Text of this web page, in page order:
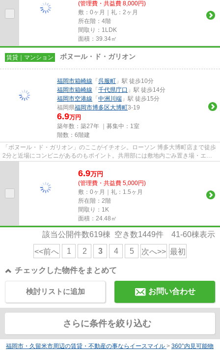
(管理費・共益費 8,000円)
敷：0ヶ月｜礼：2ヶ月
所在階：4階
間取り：1LDK
面積：39.34㎡
賃貸｜マンション ボヌール・ド・ガリオン
福岡市箱崎線 「呉服町 」駅 徒歩10分
福岡市箱崎線 「千代県庁口 」駅 徒歩14分
福岡市空港線 「中洲川端 」駅 徒歩15分
福岡県福岡市博多区大博町3-19
6.9万円
築年数：築27年 ｜募集中： 1室
階数：6階建
「ボヌール・ド・ガリオン」のここがイチオシ。ローソン 博多大博町店まで徒歩
2分と近場にコンビニがあるのもポイント。共用部には敷地内ごみ置き場・エレ
ベータなど様々な設備やサー...
6.9万円
(管理費・共益費 5,000円)
敷：0ヶ月｜礼：1.5ヶ月
所在階：2階
間取り：1K
面積：24.48㎡
該当公開件数619棟 空き数1449件 41-60棟表示
<<前へ 1 2 3 4 5 次へ>> 最初
チェックした物件をまとめて
お問い合わせ
検討リストに追加
さらに条件を絞り込む
福岡市・久留米市周辺の賃貸・不動産の事ならイースマイル > 360°内見可能物